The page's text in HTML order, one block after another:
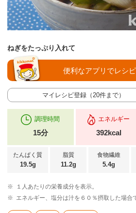
ねぎをたっぷり入れて
マイレシピ登録（20件まで）
便利なアプリでレシ
調理時間
15分
エネルギー
392kcal
たんぱく質
19.5g
脂質
11.2g
食物繊維
5.4g
※
１人あたりの栄養成分を表示。
※ エネルギー、塩分は汁を６０％摂取した場合